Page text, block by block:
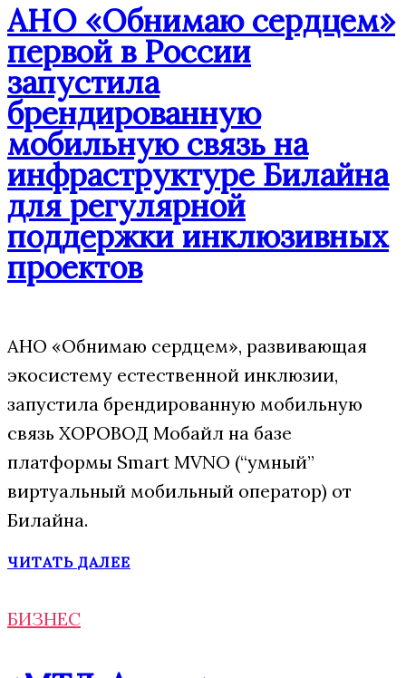
АНО «Обнимаю сердцем»
первой в России
запустила
брендированную
мобильную связь на
инфраструктуре Билайна
для регулярной
поддержки инклюзивных
проектов
АНО «Обнимаю сердцем», развивающая
экосистему естественной инклюзии,
запустила брендированную мобильную
связь ХОРОВОД Мобайл на базе
платформы Smart MVNO (“умный”
виртуальный мобильный оператор) от
Билайна.
ЧИТАТЬ ДАЛЕЕ
БИЗНЕС